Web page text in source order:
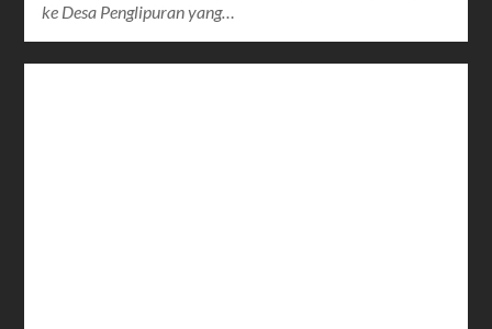
ke Desa Penglipuran yang…